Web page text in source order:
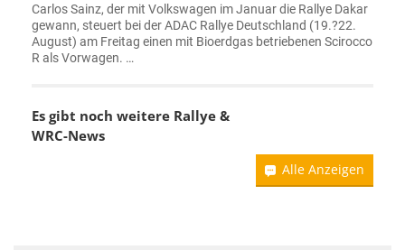
Carlos Sainz, der mit Volkswagen im Januar die Rallye Dakar
gewann, steuert bei der ADAC Rallye Deutschland (19.?22.
August) am Freitag einen mit Bioerdgas betriebenen Scirocco
R als Vorwagen. …
Es gibt noch weitere Rallye &
WRC-News
Alle Anzeigen